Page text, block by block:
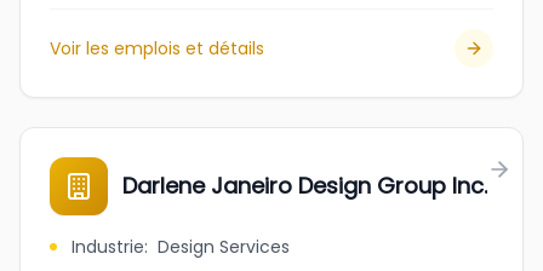
Voir les emplois et détails
Darlene Janeiro Design Group Inc.
Industrie: Design Services